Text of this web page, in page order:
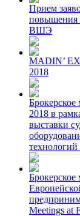
Прием
повышения
ВШЭ
MADIN’
2018
2018 в
выставки
Брокерское
Meetings at